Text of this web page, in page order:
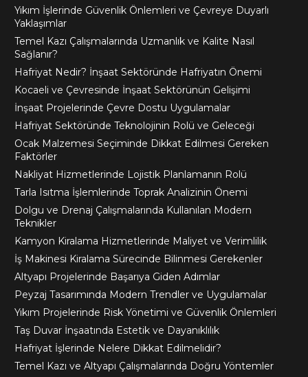
Yıkım İşlerinde Güvenlik Önlemleri ve Çevreye Duyarlı
Yaklaşımlar
Temel Kazı Çalışmalarında Uzmanlık ve Kalite Nasıl
Sağlanır?
Hafriyat Nedir? İnşaat Sektöründe Hafriyatın Önemi
Kocaeli ve Çevresinde İnşaat Sektörünün Gelişimi
İnşaat Projelerinde Çevre Dostu Uygulamalar
Hafriyat Sektöründe Teknolojinin Rolü ve Geleceği
Ocak Malzemesi Seçiminde Dikkat Edilmesi Gereken
Faktörler
Nakliyat Hizmetlerinde Lojistik Planlamanın Rolü
Tarla Isıtma İşlemlerinde Toprak Analizinin Önemi
Dolgu ve Drenaj Çalışmalarında Kullanılan Modern
Teknikler
Kamyon Kiralama Hizmetlerinde Maliyet ve Verimlilik
İş Makinesi Kiralama Sürecinde Bilinmesi Gerekenler
Altyapı Projelerinde Başarıya Giden Adımlar
Peyzaj Tasarımında Modern Trendler ve Uygulamalar
Yıkım Projelerinde Risk Yönetimi ve Güvenlik Önlemleri
Taş Duvar İnşaatında Estetik ve Dayanıklılık
Hafriyat İşlerinde Nelere Dikkat Edilmelidir?
Temel Kazı ve Altyapı Çalışmalarında Doğru Yöntemler